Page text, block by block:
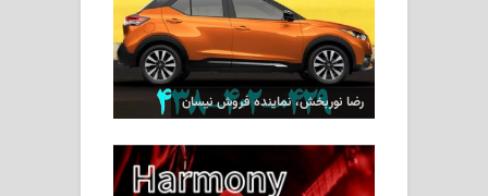
رضا نوربخش، نماینده فروش نیسان